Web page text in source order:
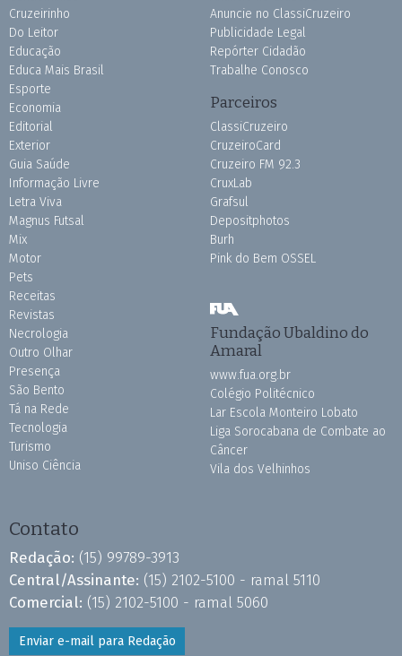
Cruzeirinho
Do Leitor
Educação
Educa Mais Brasil
Esporte
Economia
Editorial
Exterior
Guia Saúde
Informação Livre
Letra Viva
Magnus Futsal
Mix
Motor
Pets
Receitas
Revistas
Necrologia
Outro Olhar
Presença
São Bento
Tá na Rede
Tecnologia
Turismo
Uniso Ciência
Anuncie no ClassiCruzeiro
Publicidade Legal
Repórter Cidadão
Trabalhe Conosco
Parceiros
ClassiCruzeiro
CruzeiroCard
Cruzeiro FM 92.3
CruxLab
Grafsul
Depositphotos
Burh
Pink do Bem OSSEL
Fundação Ubaldino do
Amaral
www.fua.org.br
Colégio Politécnico
Lar Escola Monteiro Lobato
Liga Sorocabana de Combate ao
Câncer
Vila dos Velhinhos
Contato
Redação: (15) 99789-3913
Central/Assinante: (15) 2102-5100 - ramal 5110
Comercial: (15) 2102-5100 - ramal 5060
Enviar e-mail para Redação